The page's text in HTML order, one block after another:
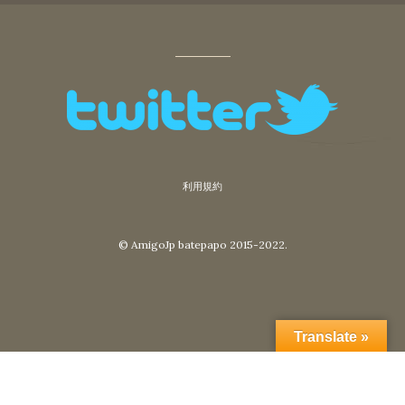
利用規約
© AmigoJp batepapo 2015-2022.
Translate »